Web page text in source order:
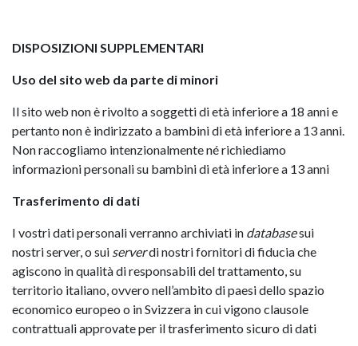
DISPOSIZIONI SUPPLEMENTARI
Uso del sito web da parte di minori
Il sito web non è rivolto a soggetti di età inferiore a 18 anni e
pertanto non è indirizzato a bambini di età inferiore a 13 anni.
Non raccogliamo intenzionalmente né richiediamo
informazioni personali su bambini di età inferiore a 13 anni
Trasferimento di dati
I vostri dati personali verranno archiviati in databasesui
nostri server, o sui serverdi nostri fornitori di fiducia che
agiscono in qualità di responsabili del trattamento, su
territorio italiano, ovvero nell’ambito di paesi dello spazio
economico europeo o in Svizzera in cui vigono clausole
contrattuali approvate per il trasferimento sicuro di dati